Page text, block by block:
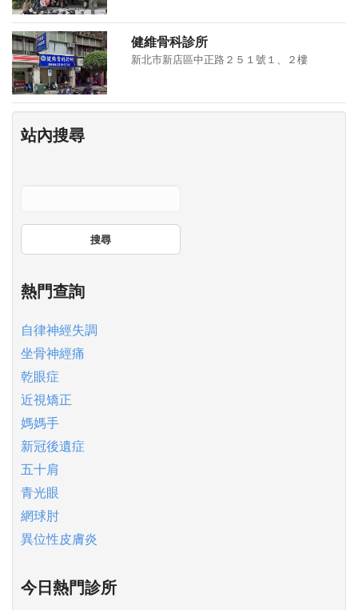
健維骨科診所
新北市新店區中正路２５１號１、２樓
站內搜尋
搜尋
熱門查詢
自律神經失調
坐骨神經痛
乾眼症
近視矯正
媽媽手
新冠後遺症
五十肩
青光眼
網球肘
異位性皮膚炎
今日熱門診所